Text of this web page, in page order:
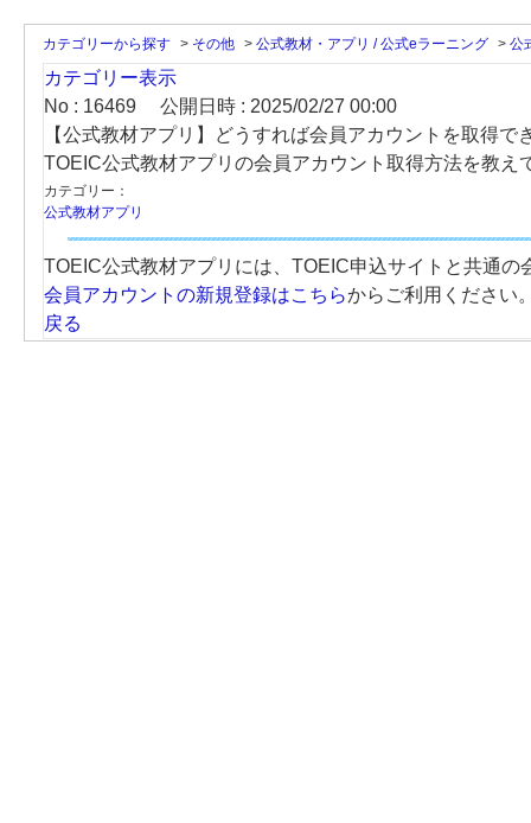
カテゴリーから探す > その他 > 公式教材・アプリ / 公式eラーニング > 公
カテゴリー表示
No : 16469
公開日時 : 2025/02/27 00:00
【公式教材アプリ】どうすれば会員アカウントを取得で
TOEIC公式教材アプリの会員アカウント取得方法を教え
カテゴリー：
公式教材アプリ
TOEIC公式教材アプリには、TOEIC申込サイトと共通の
会員アカウントの新規登録はこちらからご利用ください
戻る